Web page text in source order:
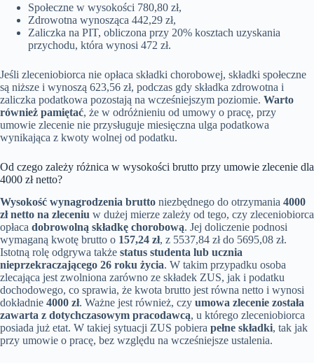
Społeczne w wysokości 780,80 zł,
Zdrowotna wynosząca 442,29 zł,
Zaliczka na PIT, obliczona przy 20% kosztach uzyskania
przychodu, która wynosi 472 zł.
Jeśli zleceniobiorca nie opłaca składki chorobowej, składki społeczne
są niższe i wynoszą 623,56 zł, podczas gdy składka zdrowotna i
zaliczka podatkowa pozostają na wcześniejszym poziomie. Warto
również pamiętać, że w odróżnieniu od umowy o pracę, przy
umowie zlecenie nie przysługuje miesięczna ulga podatkowa
wynikająca z kwoty wolnej od podatku.
Od czego zależy różnica w wysokości brutto przy umowie zlecenie dla
4000 zł netto?
Wysokość wynagrodzenia brutto niezbędnego do otrzymania 4000
zł netto na zleceniu w dużej mierze zależy od tego, czy zleceniobiorca
opłaca dobrowolną składkę chorobową. Jej doliczenie podnosi
wymaganą kwotę brutto o 157,24 zł, z 5537,84 zł do 5695,08 zł.
Istotną rolę odgrywa także status studenta lub ucznia
nieprzekraczającego 26 roku życia. W takim przypadku osoba
zlecająca jest zwolniona zarówno ze składek ZUS, jak i podatku
dochodowego, co sprawia, że kwota brutto jest równa netto i wynosi
dokładnie 4000 zł. Ważne jest również, czy umowa zlecenie została
zawarta z dotychczasowym pracodawcą, u którego zleceniobiorca
posiada już etat. W takiej sytuacji ZUS pobiera pełne składki, tak jak
przy umowie o pracę, bez względu na wcześniejsze ustalenia.